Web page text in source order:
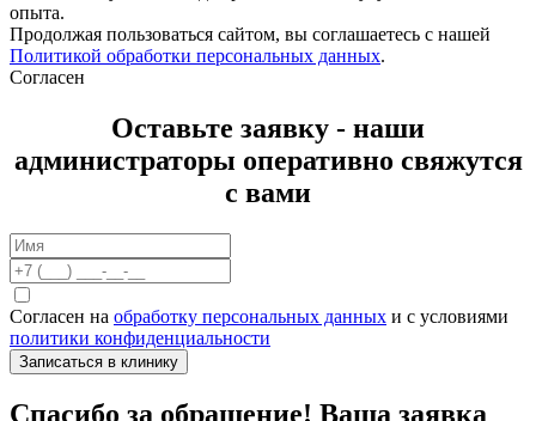
опыта.
Продолжая пользоваться сайтом, вы соглашаетесь с нашей
Политикой обработки персональных данных.
Согласен
Оставьте заявку - наши
администраторы оперативно свяжутся
с вами
Согласен на обработку персональных данных и с условиями
политики конфиденциальности
Записаться в клинику
Спасибо за обращение! Ваша заявка